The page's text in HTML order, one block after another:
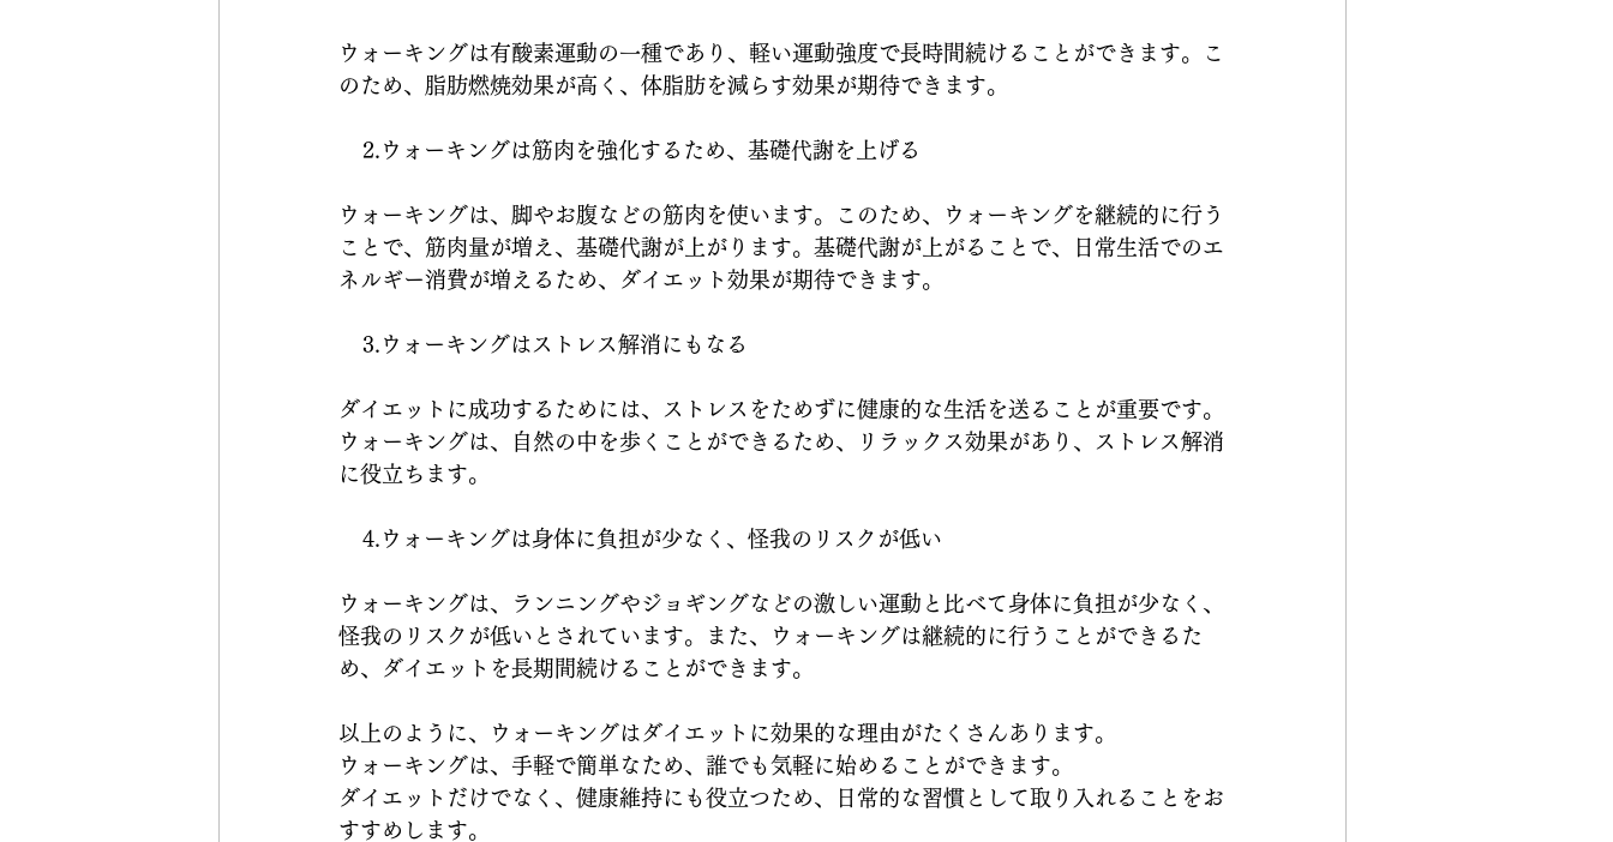
ウォーキングは有酸素運動の一種であり、軽い運動強度で長時間続けることができます。こ
のため、脂肪燃焼効果が高く、体脂肪を減らす効果が期待できます。
    2.ウォーキングは筋肉を強化するため、基礎代謝を上げる
ウォーキングは、脚やお腹などの筋肉を使います。このため、ウォーキングを継続的に行う
ことで、筋肉量が増え、基礎代謝が上がります。基礎代謝が上がることで、日常生活でのエ
ネルギー消費が増えるため、ダイエット効果が期待できます。
    3.ウォーキングはストレス解消にもなる
ダイエットに成功するためには、ストレスをためずに健康的な生活を送ることが重要です。
ウォーキングは、自然の中を歩くことができるため、リラックス効果があり、ストレス解消
に役立ちます。
    4.ウォーキングは身体に負担が少なく、怪我のリスクが低い
ウォーキングは、ランニングやジョギングなどの激しい運動と比べて身体に負担が少なく、
怪我のリスクが低いとされています。また、ウォーキングは継続的に行うことができるた
め、ダイエットを長期間続けることができます。
以上のように、ウォーキングはダイエットに効果的な理由がたくさんあります。
ウォーキングは、手軽で簡単なため、誰でも気軽に始めることができます。
ダイエットだけでなく、健康維持にも役立つため、日常的な習慣として取り入れることをお
すすめします。